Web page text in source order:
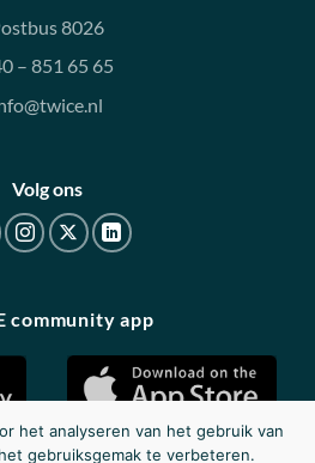
8026
– 851 65 65
Volg ons
community app
het analyseren van het gebruik van
gebruiksgemak te verbeteren.